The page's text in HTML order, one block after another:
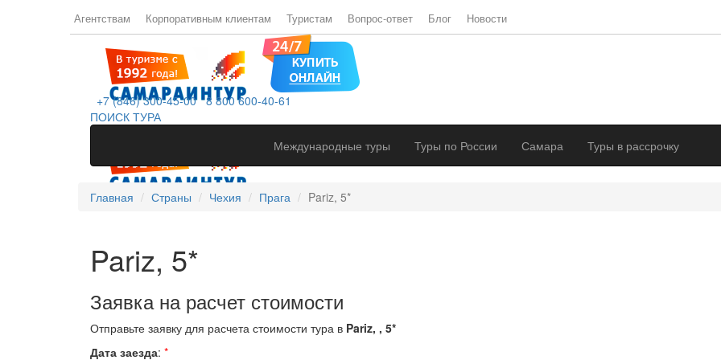
Агентствам Корпоративным клиентам Туристам Вопрос-ответ Блог Новости
+7 (846) 300-45-00 8 800 600-40-61
ПОИСК ТУРА
Международные туры
Туры по России Самара Туры в рассрочку
Главная Страны Чехия Прага Pariz, 5*
Pariz, 5*
Заявка на расчет стоимости
Отправьте заявку для расчета стоимости тура в Pariz, , 5*
Дата заезда: *